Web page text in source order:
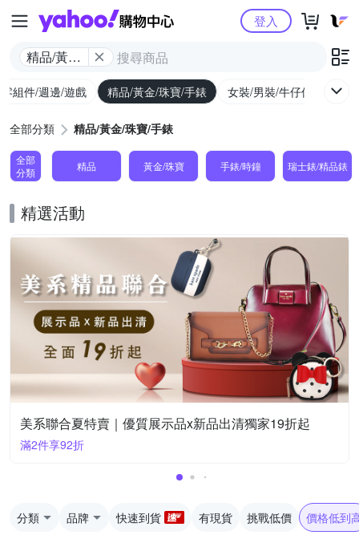
Yahoo購物中心
精品/黃金/
登入
組件/週邊/遊戲 精品/黃金/珠寶/手錶 女裝/男裝/牛仔休閒
全部分類 精品/黃金/珠寶/手錶
全部
分類
精品 黃金/珠寶 手錶/時鐘 瑞士錶/精品錶
精選活動
美系聯合夏特賣｜優質展示品x新品出清獨家19折起
滿2件享92折
分類 品牌 快速到貨 有現貨 挑戰低價 價格低到